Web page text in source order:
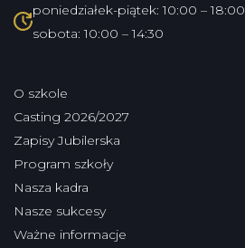
poniedziałek-piątek: 10:00 – 18:00
sobota: 10:00 – 14:30
O szkole
Casting 2026/2027
Zapisy Jubilerska
Program szkoły
Nasza kadra
Nasze sukcesy
Ważne informacje